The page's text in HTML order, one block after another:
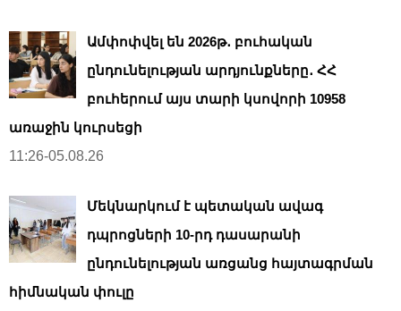
Ամփոփվել են 2026թ․ բուհական
ընդունելության արդյունքները․ ՀՀ
բուհերում այս տարի կսովորի 10958
առաջին կուրսեցի
11:26-05.08.26
Մեկնարկում է պետական ավագ
դպրոցների 10-րդ դասարանի
ընդունելության առցանց հայտագրման
հիմնական փուլը